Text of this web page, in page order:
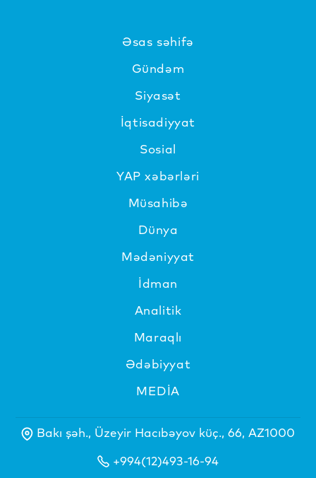
Əsas səhifə
Gündəm
Siyasət
İqtisadiyyat
Sosial
YAP xəbərləri
Müsahibə
Dünya
Mədəniyyat
İdman
Analitik
Maraqlı
Ədəbiyyat
MEDİA
Bakı şəh., Üzeyir Hacıbəyov küç., 66, AZ1000
+994(12)493-16-94